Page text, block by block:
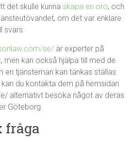
det skulle kunna skapa en oro, och
om det var enklare
svars.
se/ är experter på
men kan också hjälpa till med de
en tjänsteman kan tänkas ställas
du kontakta dem på hemsidan
alternativt besöka något av deras
Göteborg.
fråga